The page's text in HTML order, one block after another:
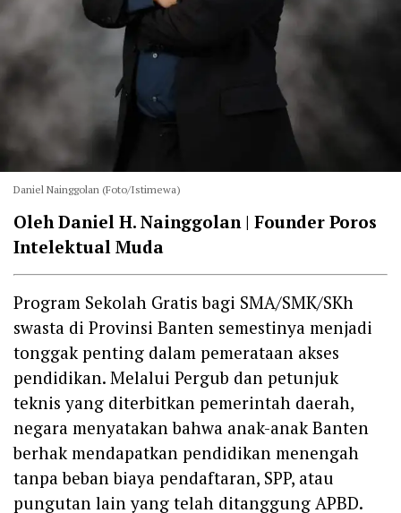
Daniel Nainggolan (Foto/Istimewa)
Oleh Daniel H. Nainggolan | Founder Poros
Intelektual Muda
Program Sekolah Gratis bagi SMA/SMK/SKh
swasta di Provinsi Banten semestinya menjadi
tonggak penting dalam pemerataan akses
pendidikan. Melalui Pergub dan petunjuk
teknis yang diterbitkan pemerintah daerah,
negara menyatakan bahwa anak-anak Banten
berhak mendapatkan pendidikan menengah
tanpa beban biaya pendaftaran, SPP, atau
pungutan lain yang telah ditanggung APBD.